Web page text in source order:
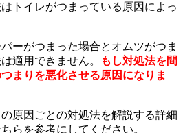
トイレがつまっている原因によっ
ーがつまった場合とオムツがつま
適用できません。
もし対処法を間
まりを悪化させる原因になりま
原因ごとの対処法を解説する詳細
らを参考にしてください。